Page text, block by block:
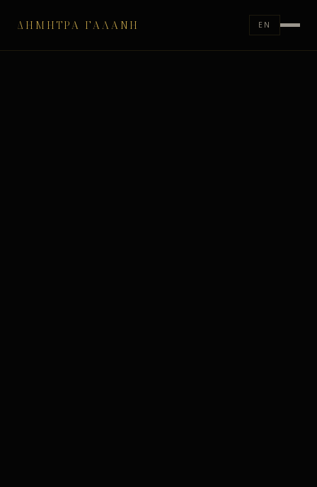
ΔΉΜΗΤΡΑ ΓΑΛΆΝΗ EN